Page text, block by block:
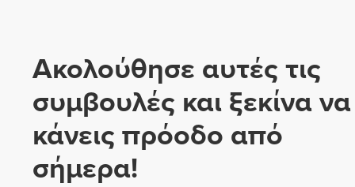
Ακολούθησε αυτές τις
συμβουλές και ξεκίνα να
κάνεις πρόοδο από
σήμερα!